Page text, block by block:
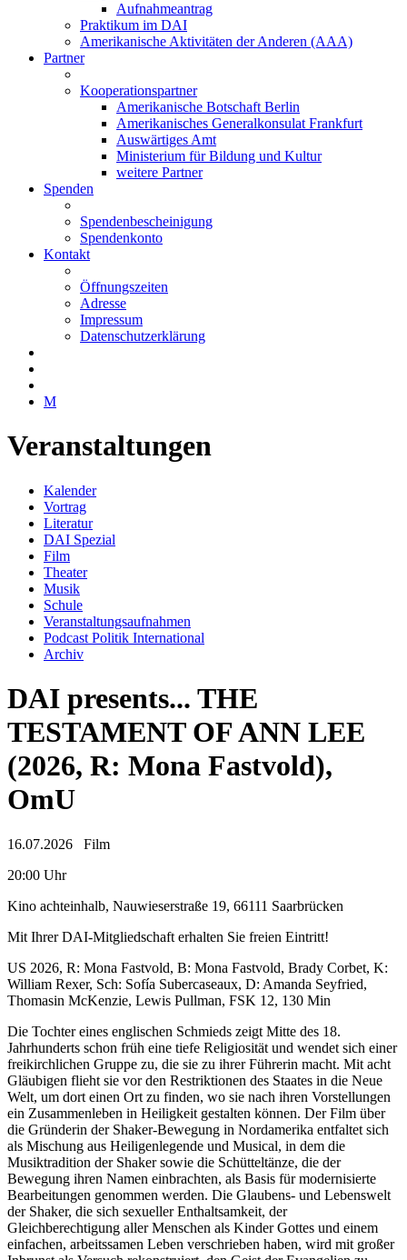
Aufnahmeantrag
Praktikum im DAI
Amerikanische Aktivitäten der Anderen (AAA)
Partner
Kooperationspartner
Amerikanische Botschaft Berlin
Amerikanisches Generalkonsulat Frankfurt
Auswärtiges Amt
Ministerium für Bildung und Kultur
weitere Partner
Spenden
Spendenbescheinigung
Spendenkonto
Kontakt
Öffnungszeiten
Adresse
Impressum
Datenschutzerklärung
M
Veranstaltungen
Kalender
Vortrag
Literatur
DAI Spezial
Film
Theater
Musik
Schule
Veranstaltungsaufnahmen
Podcast Politik International
Archiv
DAI presents... THE
TESTAMENT OF ANN LEE
(2026, R: Mona Fastvold),
OmU
16.07.2026
Film
20:00 Uhr
Kino achteinhalb, Nauwieserstraße 19, 66111 Saarbrücken
Mit Ihrer DAI-Mitgliedschaft erhalten Sie freien Eintritt!
US 2026, R: Mona Fastvold, B: Mona Fastvold, Brady Corbet, K:
William Rexer, Sch: Sofía Subercaseaux, D: Amanda Seyfried,
Thomasin McKenzie, Lewis Pullman, FSK 12, 130 Min
Die Tochter eines englischen Schmieds zeigt Mitte des 18.
Jahrhunderts schon früh eine tiefe Religiosität und wendet sich einer
freikirchlichen Gruppe zu, die sie zu ihrer Führerin macht. Mit acht
Gläubigen flieht sie vor den Restriktionen des Staates in die Neue
Welt, um dort einen Ort zu finden, wo sie nach ihren Vorstellungen
ein Zusammenleben in Heiligkeit gestalten können. Der Film über
die Gründerin der Shaker-Bewegung in Nordamerika entfaltet sich
als Mischung aus Heiligenlegende und Musical, in dem die
Musiktradition der Shaker sowie die Schütteltänze, die der
Bewegung ihren Namen einbrachten, als Basis für modernisierte
Bearbeitungen genommen werden. Die Glaubens- und Lebenswelt
der Shaker, die sich sexueller Enthaltsamkeit, der
Gleichberechtigung aller Menschen als Kinder Gottes und einem
einfachen, arbeitssamen Leben verschrieben haben, wird mit großer